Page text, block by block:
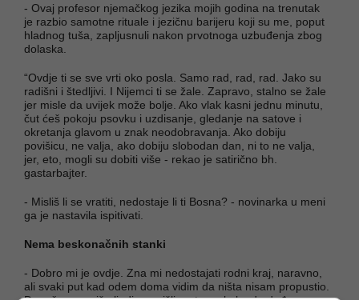
- Ovaj profesor njemačkog jezika mojih godina na trenutak
je razbio samotne rituale i jezičnu barijeru koji su me, poput
hladnog tuša, zapljusnuli nakon prvotnoga uzbuđenja zbog
dolaska.
“Ovdje ti se sve vrti oko posla. Samo rad, rad, rad. Jako su
radišni i štedljivi. I Nijemci ti se žale. Zapravo, stalno se žale
jer misle da uvijek može bolje. Ako vlak kasni jednu minutu,
čut ćeš pokoju psovku i uzdisanje, gledanje na satove i
okretanja glavom u znak neodobravanja. Ako dobiju
povišicu, ne valja, ako dobiju slobodan dan, ni to ne valja,
jer, eto, mogli su dobiti više - rekao je satirično bh.
gastarbajter.
- Misliš li se vratiti, nedostaje li ti Bosna? - novinarka u meni
ga je nastavila ispitivati.
Nema beskonačnih stanki
- Dobro mi je ovdje. Zna mi nedostajati rodni kraj, naravno,
ali svaki put kad odem doma vidim da ništa nisam propustio.